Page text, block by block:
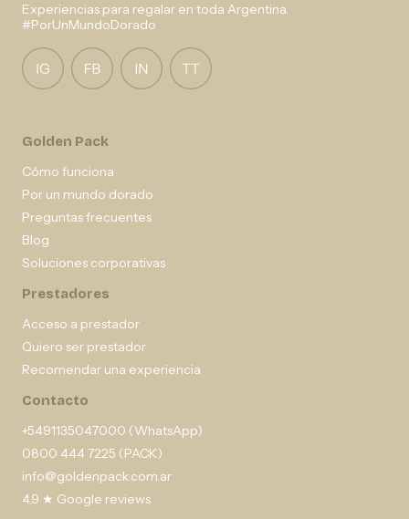
Experiencias para regalar en toda Argentina.
#PorUnMundoDorado
Golden Pack
Cómo funciona
Por un mundo dorado
Preguntas frecuentes
Blog
Soluciones corporativas
Prestadores
Acceso a prestador
Quiero ser prestador
Recomendar una experiencia
Contacto
+5491135047000 (WhatsApp)
0800 444 7225 (PACK)
info@goldenpack.com.ar
4,9 ★ Google reviews